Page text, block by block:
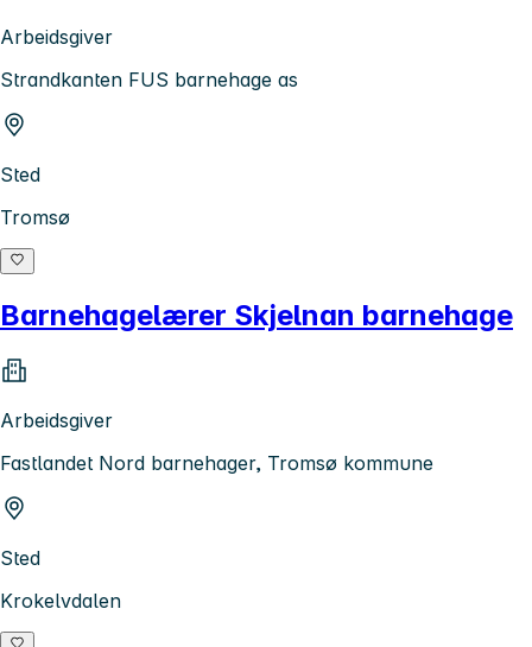
Arbeidsgiver
Strandkanten FUS barnehage as
Sted
Tromsø
Barnehagelærer Skjelnan barnehage
Arbeidsgiver
Fastlandet Nord barnehager, Tromsø kommune
Sted
Krokelvdalen